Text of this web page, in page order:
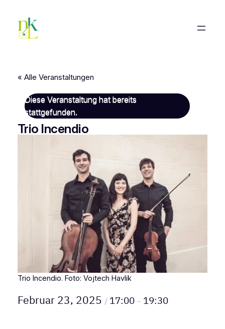
« Alle Veranstaltungen
Diese Veranstaltung hat bereits
stattgefunden.
Trio Incendio
Trio Incendio. Foto: Vojtech Havlik
Februar 23, 2025 / 17:00 – 19:30